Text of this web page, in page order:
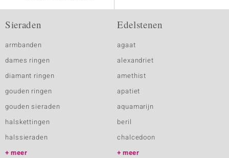
Sieraden
armbanden
dames ringen
diamant ringen
gouden ringen
gouden sieraden
halskettingen
halssieraden
meer
Edelstenen
agaat
alexandriet
amethist
apatiet
aquamarijn
beril
chalcedoon
meer